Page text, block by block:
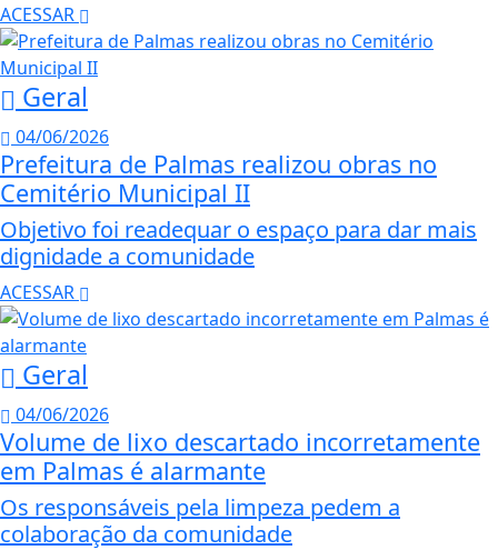
ACESSAR
Geral
04/06/2026
Prefeitura de Palmas realizou obras no
Cemitério Municipal II
Objetivo foi readequar o espaço para dar mais
dignidade a comunidade
ACESSAR
Geral
04/06/2026
Volume de lixo descartado incorretamente
em Palmas é alarmante
Os responsáveis pela limpeza pedem a
colaboração da comunidade